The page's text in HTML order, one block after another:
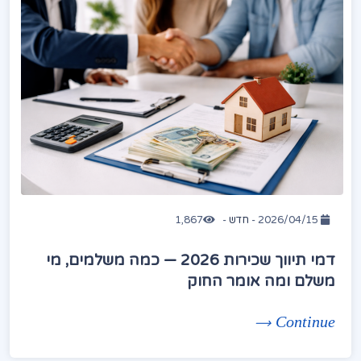
חדש-
1,867
דמי תיווך שכירות 2026 — כמה משלמים, מי
משלם ומה אומר החוק
Continue